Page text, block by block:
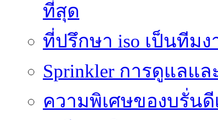
ที่สุด
ที่ปรึกษา iso เป็นทีม
Sprinkler การดูแลแ
ความพิเศษของบรั่นดี